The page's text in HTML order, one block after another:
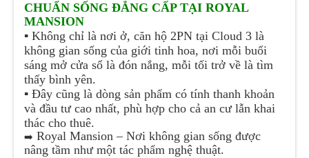
CHUẨN SỐNG ĐẲNG CẤP TẠI ROYAL
MANSION
▪️Không chỉ là nơi ở, căn hộ 2PN tại Cloud 3 là
không gian sống của giới tinh hoa, nơi mỗi buổi
sáng mở cửa sổ là đón nắng, mỗi tối trở về là tìm
thấy bình yên.
▪️Đây cũng là dòng sản phẩm có tính thanh khoản
và đầu tư cao nhất, phù hợp cho cả an cư lẫn khai
thác cho thuê.
➡️ Royal Mansion – Nơi không gian sống được
nâng tầm như một tác phẩm nghệ thuật.